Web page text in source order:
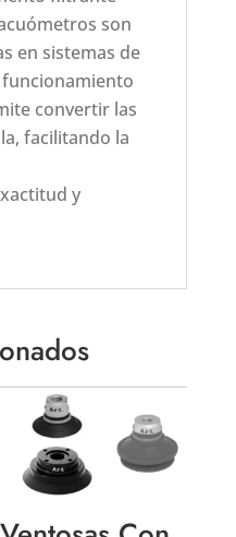
son
en sistemas de
convertir las
facilitando la
y